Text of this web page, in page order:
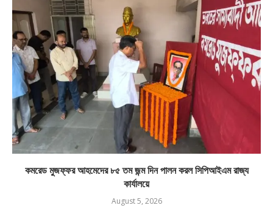
কমরেড মুজফ্ফর আহমেদের ৮৫ তম জন্ম দিন পালন করল সিপিআইএম রাজ্য
কার্যালয়ে
August 5, 2026